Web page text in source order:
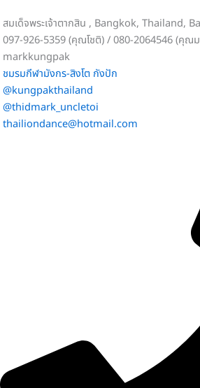
สมเด็จพระเจ้าตากสิน , Bangkok, Thailand,
097-926-5359 (คุณโชติ) / 080-2064546 (คุณ
markkungpak
ชมรมกีฬามังกร-สิงโต กังปัก
@kungpakthailand
@thidmark_uncletoi
thailiondance@hotmail.com